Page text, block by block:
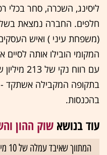
ליסינג, השכרה, סחר בכלי
חלפים. החברה נמצאת
(משפחת עיני ) ואיש
בתקופה המקבילה אשתקד -
בהכנסות.
עוד בנושא שוק ההון